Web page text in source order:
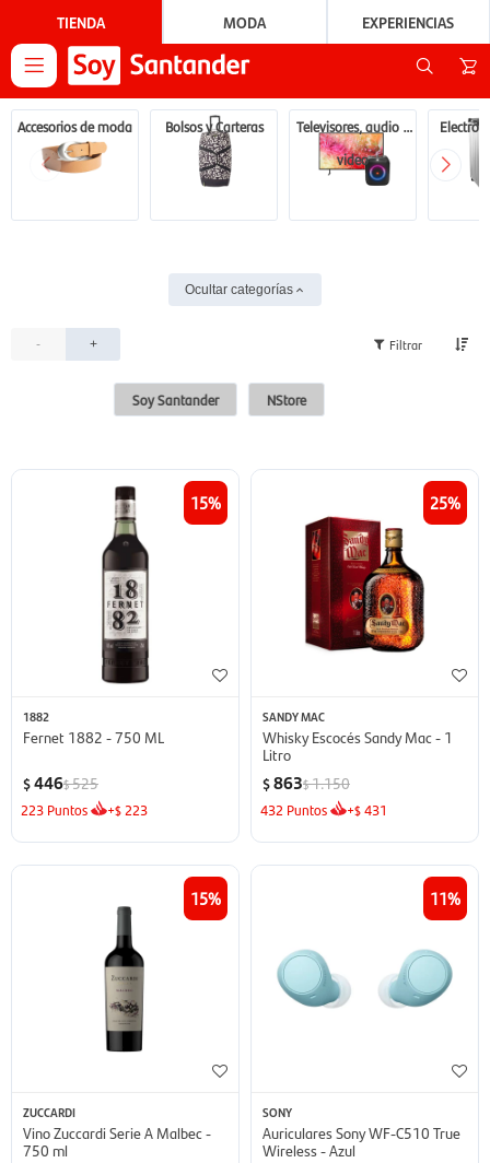
TIENDA MODA EXPERIENCIAS

Accesorios de moda Bolsos y Carteras
Televisores, audio y
video
Ocultar categorías
- +
Soy Santander NStore
15
1882
Fernet 1882 - 750 ML
$446$525
223 Puntos +$ 223
25
SANDY MAC
Whisky Escocés Sandy Mac - 1
Litro
$863$1.150
432 Puntos +$431
15
ZUCCARDI
Vino Zuccardi Serie A Malbec -
750 ml
11
SONY
Auriculares Sony WF-C510 True
Wireless - Azul